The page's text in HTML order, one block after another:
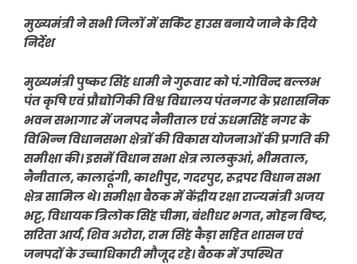
मुख्यमंत्री ने सभी जिलों में सर्किट हाउस बनाये जाने के दिये
निर्देश
मुख्यमंत्री पुष्कर सिंह धामी ने गुरूवार को पं.गोविन्द बल्लभ
पंत कृषि एवं प्रौद्योगिकी विश्व विद्यालय पंतनगर के प्रशासनिक
भवन सभागार में जनपद नैनीताल एवं ऊधमसिंह नगर के
विभिन्न विधानसभा क्षेत्रों की विकास योजनाओं की प्रगति की
समीक्षा की। इसमें विधान सभा क्षेत्र लालकुआं, भीमताल,
नैनीताल, कालाढूंगी, काशीपुर, गदरपुर, रूद्रपर विधान सभा
क्षेत्र सामिल थे। समीक्षा बैठक में केंद्रीय रक्षा राज्यमंत्री अजय
भट्ट, विधायक त्रिलोक सिंह चीमा, बंशीधर भगत, मोहन बिष्ट,
सरिता आर्य, शिव अरोरा, राम सिंह कैड़ा सहित शासन एवं
जनपदों के उच्चाधिकारी मौजूद रहे। बैठक में उपस्थित